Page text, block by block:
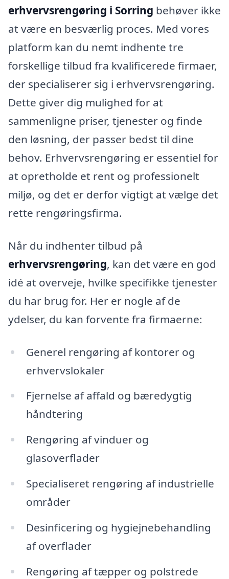
erhvervsrengøring i Sorring behøver ikke
at være en besværlig proces. Med vores
platform kan du nemt indhente tre
forskellige tilbud fra kvalificerede firmaer,
der specialiserer sig i erhvervsrengøring.
Dette giver dig mulighed for at
sammenligne priser, tjenester og finde
den løsning, der passer bedst til dine
behov. Erhvervsrengøring er essentiel for
at opretholde et rent og professionelt
miljø, og det er derfor vigtigt at vælge det
rette rengøringsfirma.
Når du indhenter tilbud på
erhvervsrengøring, kan det være en god
idé at overveje, hvilke specifikke tjenester
du har brug for. Her er nogle af de
ydelser, du kan forvente fra firmaerne:
Generel rengøring af kontorer og
erhvervslokaler
Fjernelse af affald og bæredygtig
håndtering
Rengøring af vinduer og
glasoverflader
Specialiseret rengøring af industrielle
områder
Desinficering og hygiejnebehandling
af overflader
Rengøring af tæpper og polstrede